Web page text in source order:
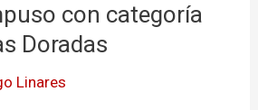
con categoría
Doradas
Linares